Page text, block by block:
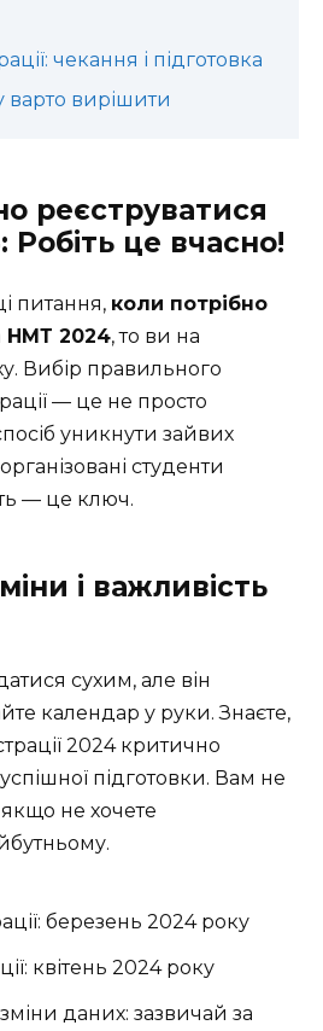
чекання і підготовка
варто вирішити
реєструватися
це вчасно!
питання, коли потрібно
НМТ 2024, то ви на
Вибір правильного
— це не просто
уникнути зайвих
студенти
— це ключ.
і важливість
сухим, але він
календар у руки. Знаєте,
2024 критично
підготовки. Вам не
якщо не хочете
березень 2024 року
квітень 2024 року
даних: зазвичай за